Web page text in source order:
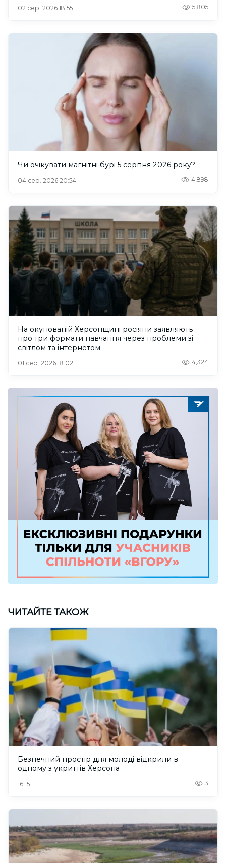
02 сер. 2026 18:55 5,805
Чи очікувати магнітні бурі 5 серпня 2026 року?
04 сер. 2026 20:54 4,898
На окупованій Херсонщині росіяни заявляють
про три формати навчання через проблеми зі
світлом та інтернетом
01 сер. 2026 18:02 4,324
ЧИТАЙТЕ ТАКОЖ
Безпечний простір для молоді відкрили в
одному з укриттів Херсона
16:15 3